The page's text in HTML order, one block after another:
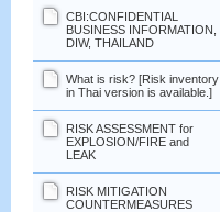
CBI:CONFIDENTIAL
BUSINESS INFORMATION,
DIW, THAILAND
What is risk? [Risk inventory
in Thai version is available.]
RISK ASSESSMENT for
EXPLOSION/FIRE and
LEAK
RISK MITIGATION
COUNTERMEASURES